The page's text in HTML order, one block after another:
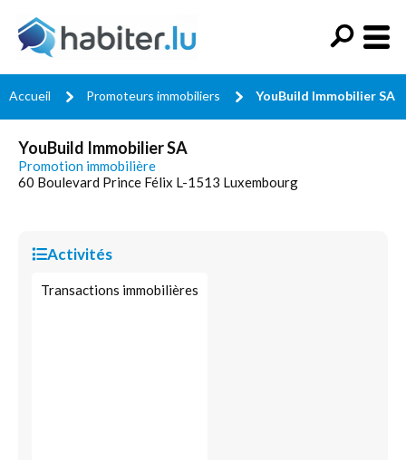
Accueil Promoteurs immobiliers YouBuild Immobilier SA
YouBuild Immobilier SA
Promotion immobilière
60 Boulevard Prince Félix L-1513 Luxembourg
Activités
Transactions immobilières